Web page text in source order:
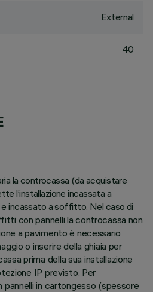
External
40
la controcassa (da acquistare
l’installazione incassata a
incassato a soffitto. Nel caso di
con pannelli la controcassa non
a pavimento è necessario
o inserire della ghiaia per
prima della sua installazione
IP previsto. Per
in cartongesso (spessore